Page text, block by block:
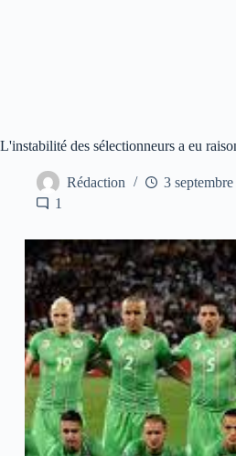
L'instabilité des sélectionneurs a eu
Rédaction 3
1